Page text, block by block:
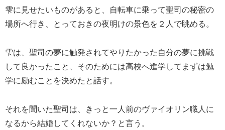
雫に見せたいものがあると、自転車に乗って聖司の秘密の
場所へ行き、とっておきの夜明けの景色を２人で眺める。
雫は、聖司の夢に触発されてやりたかった自分の夢に挑戦
して良かったこと、そのためには高校へ進学してまずは勉
学に励むことを決めたと話す。
それを聞いた聖司は、きっと一人前のヴァイオリン職人に
なるから結婚してくれないか？と言う。